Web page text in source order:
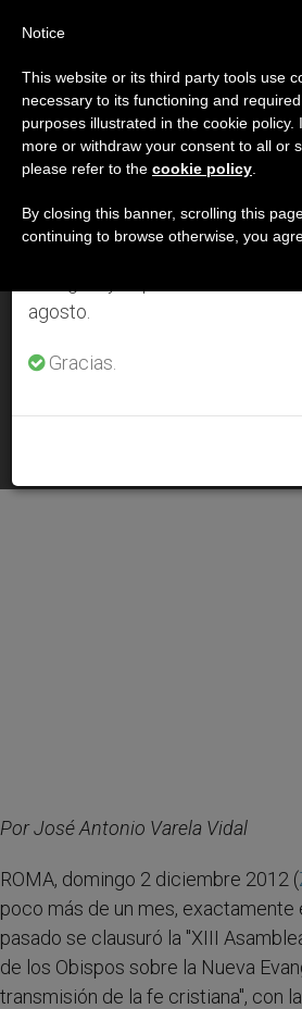
DÍA
Diciembre
ÚLTIMAS NOTICIAS
Lo más 'urgente' de las 58 propuestas
DEC 02, 2012 00:00
Por José Antonio Varela Vidal
ROMA, domingo 2 diciembre 2012 (
poco más de un mes, exactamente
pasado se clausuró la "XIII
de los Obispos sobre la Nueva
transmisión de la fe cristiana", con
Aviso importante
Del 27 de julio al 7 de agosto
anual, aprovechando que en el
se generan menos
agosto.
Gracias.
Notice
This website or its third party tools use
necessary to its functioning and
purposes illustrated in the cookie policy.
more or withdraw your consent to all or
please refer to the cookie policy
By closing this banner, scrolling this
continuing to browse otherwise, you